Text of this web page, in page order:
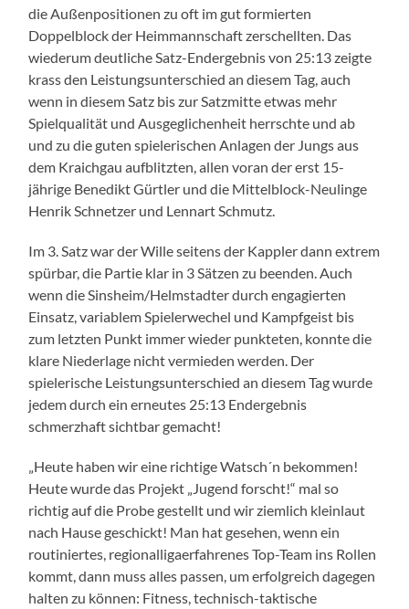
die Außenpositionen zu oft im gut formierten
Doppelblock der Heimmannschaft zerschellten. Das
wiederum deutliche Satz-Endergebnis von 25:13 zeigte
krass den Leistungsunterschied an diesem Tag, auch
wenn in diesem Satz bis zur Satzmitte etwas mehr
Spielqualität und Ausgeglichenheit herrschte und ab
und zu die guten spielerischen Anlagen der Jungs aus
dem Kraichgau aufblitzten, allen voran der erst 15-
jährige Benedikt Gürtler und die Mittelblock-Neulinge
Henrik Schnetzer und Lennart Schmutz.
Im 3. Satz war der Wille seitens der Kappler dann extrem
spürbar, die Partie klar in 3 Sätzen zu beenden. Auch
wenn die Sinsheim/Helmstadter durch engagierten
Einsatz, variablem Spielerwechel und Kampfgeist bis
zum letzten Punkt immer wieder punkteten, konnte die
klare Niederlage nicht vermieden werden. Der
spielerische Leistungsunterschied an diesem Tag wurde
jedem durch ein erneutes 25:13 Endergebnis
schmerzhaft sichtbar gemacht!
„Heute haben wir eine richtige Watsch´n bekommen!
Heute wurde das Projekt „Jugend forscht!“ mal so
richtig auf die Probe gestellt und wir ziemlich kleinlaut
nach Hause geschickt! Man hat gesehen, wenn ein
routiniertes, regionalligaerfahrenes Top-Team ins Rollen
kommt, dann muss alles passen, um erfolgreich dagegen
halten zu können: Fitness, technisch-taktische